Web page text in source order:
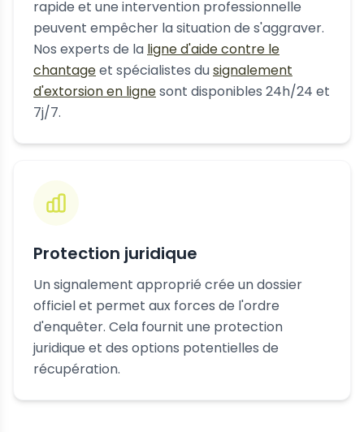
rapide et une intervention professionnelle
peuvent empêcher la situation de s'aggraver.
Nos experts de la ligne d'aide contre le
chantageet spécialistes dusignalement
d'extorsion en lignesont disponibles 24h/24 et
7j/7.
Protection juridique
Un signalement approprié crée un dossier
officiel et permet aux forces de l'ordre
d'enquêter. Cela fournit une protection
juridique et des options potentielles de
récupération.